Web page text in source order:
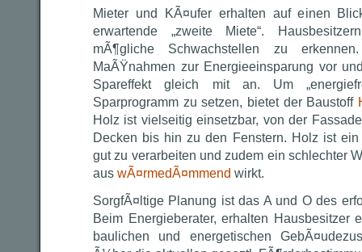
Mieter und KÃ¤ufer erhalten auf einen
erwartende „zweite Miete“.
mÃ¶gliche Schwachstellen zu
MaÃŸnahmen zur Energieeinsparung vor
Spareffekt gleich mit an. Um
Sparprogramm zu setzen, bietet der Baustoff
Holz ist vielseitig einsetzbar, von der
Decken bis hin zu den Fenstern. Holz ist ein
gut zu verarbeiten und zudem ein schlechter
aus wÃ¤rmedÃ¤mmend wirkt.
SorgfÃ¤ltige Planung ist das A und O des
Beim Energieberater, erhalten Hausbesitzer
baulichen und energetischen